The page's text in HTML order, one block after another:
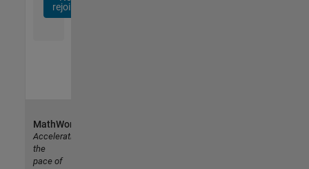
rejoindre
MathWorks
Accelerating
the
pace of